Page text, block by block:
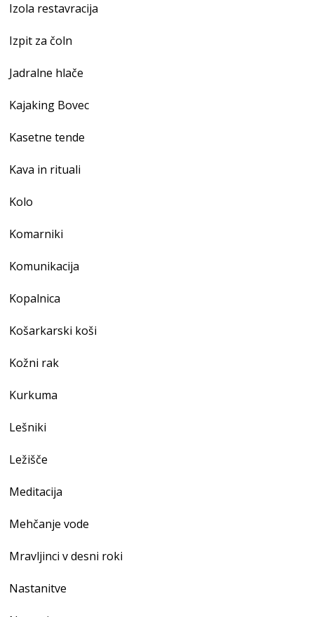
Izola restavracija
Izpit za čoln
Jadralne hlače
Kajaking Bovec
Kasetne tende
Kava in rituali
Kolo
Komarniki
Komunikacija
Kopalnica
Košarkarski koši
Kožni rak
Kurkuma
Lešniki
Ležišče
Meditacija
Mehčanje vode
Mravljinci v desni roki
Nastanitve